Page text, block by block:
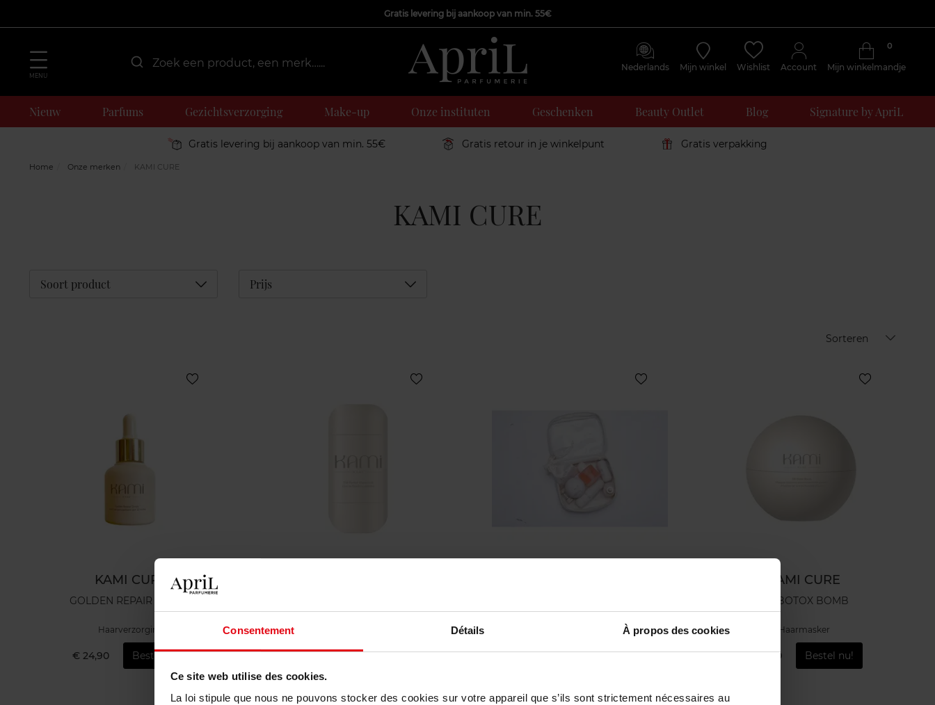
Consentement Détails À propos des cookies
Ce site web utilise des cookies.
La loi stipule que nous ne pouvons stocker des cookies sur votre appareil que s’ils sont strictement nécessaires au
Gratis levering bij aankoop van min. 55€
MENU
Nederlands Mijn winkel Wishlist Account Mijn winkelmandje
0
Nieuw Parfums Gezichtsverzorging Make-up Onze instituten Geschenken Beauty Outlet Blog Signature by ApriL
Gratis levering bij aankoop van min. 55€ Gratis retour in je winkelpunt Gratis verpakking
Home Onze merken KAMI CURE
KAMI CURE
Soort product Déplier Prijs Déplier
Sorteren
KAMI CURE
GOLDEN REPAIR DROPS
Haarverzorging
€ 24,90 Bestel nu! € 18,90 Bestel nu! € 129,50 Bestel nu!
KAMI CURE
BB BOTOX BOMB
Haarmasker
€ 29,90 Bestel nu!